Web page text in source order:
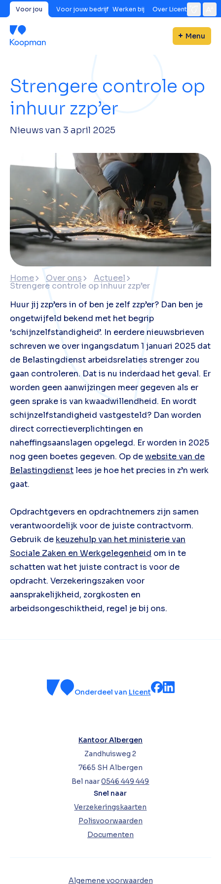
Voor jou Voor jouw bedrijf Werken bij Over Licent
Menu
Strengere controle op
inhuur zzp’er
Nieuws van 3 april 2025
Home Over ons Actueel
Strengere controle op inhuur zzp’er
Huur jij zzp’ers in of ben je zelf zzp’er? Dan ben je
ongetwijfeld bekend met het begrip
‘schijnzelfstandigheid’. In eerdere nieuwsbrieven
schreven we over ingangsdatum 1 januari 2025 dat
de Belastingdienst arbeidsrelaties strenger zou
gaan controleren. Dat is nu inderdaad het geval. Er
worden geen aanwijzingen meer gegeven als er
geen sprake is van kwaadwillendheid. En wordt
schijnzelfstandigheid vastgesteld? Dan worden
direct correctieverplichtingen en
naheffingsaanslagen opgelegd. Er worden in 2025
nog geen boetes gegeven. Op dewebsite van de
Belastingdienstlees je hoe het precies in z’n werk
gaat.
Opdrachtgevers en opdrachtnemers zijn samen
verantwoordelijk voor de juiste contractvorm.
Gebruik de keuzehulp van het ministerie van
Sociale Zaken en Werkgelegenheid om in te
schatten wat het juiste contract is voor de
opdracht. Verzekeringszaken voor
aansprakelijkheid, zorgkosten en
arbeidsongeschiktheid, regel je bij ons.
Onderdeel van Licent
Kantoor Albergen
Zandhuisweg 2
7665 SH Albergen
Bel naar0546 449 449
Snel naar
Verzekeringskaarten
Polisvoorwaarden
Documenten
Algemene voorwaarden